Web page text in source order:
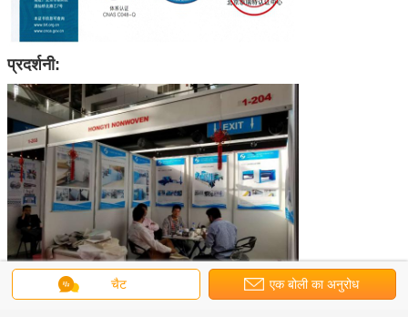
प्रदर्शनी:
चैट एक बोली का अनुरोध